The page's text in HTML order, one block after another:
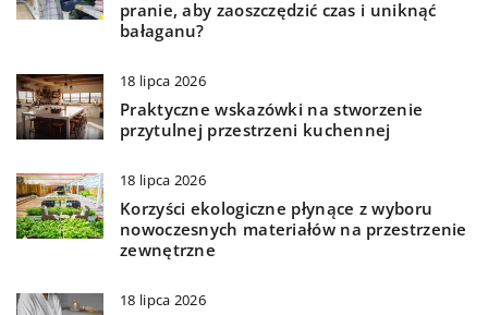
pranie, aby zaoszczędzić czas i uniknąć
bałaganu?
18 lipca 2026
Praktyczne wskazówki na stworzenie
przytulnej przestrzeni kuchennej
18 lipca 2026
Korzyści ekologiczne płynące z wyboru
nowoczesnych materiałów na przestrzenie
zewnętrzne
18 lipca 2026